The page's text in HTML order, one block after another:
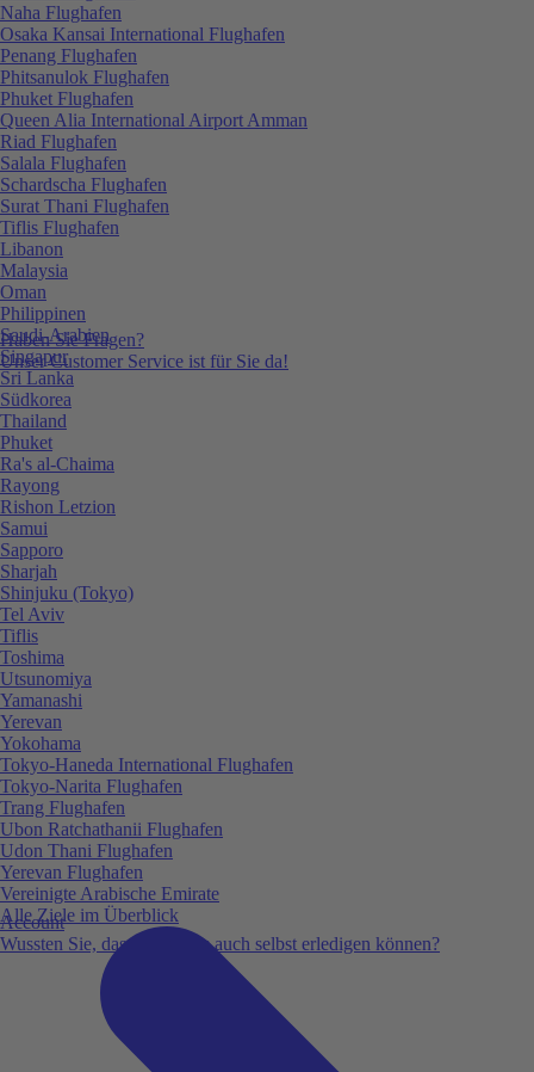
Haben Sie Fragen?
Unser Customer Service ist für Sie da!
Account
Wussten Sie, dass Sie vieles auch selbst erledigen können?
Naha Flughafen
Osaka Kansai International Flughafen
Penang Flughafen
Phitsanulok Flughafen
Phuket Flughafen
Queen Alia International Airport Amman
Riad Flughafen
Salala Flughafen
Schardscha Flughafen
Surat Thani Flughafen
Tiflis Flughafen
Libanon
Malaysia
Oman
Philippinen
Saudi-Arabien
Singapur
Sri Lanka
Südkorea
Thailand
Phuket
Ra's al-Chaima
Rayong
Rishon Letzion
Samui
Sapporo
Sharjah
Shinjuku (Tokyo)
Tel Aviv
Tiflis
Toshima
Utsunomiya
Yamanashi
Yerevan
Yokohama
Tokyo-Haneda International Flughafen
Tokyo-Narita Flughafen
Trang Flughafen
Ubon Ratchathanii Flughafen
Udon Thani Flughafen
Yerevan Flughafen
Vereinigte Arabische Emirate
Alle Ziele im Überblick